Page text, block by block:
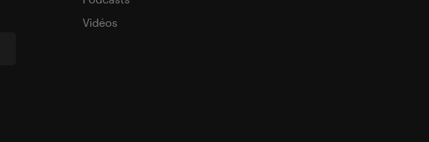
Vidéos